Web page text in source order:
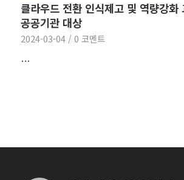
클라우드 전환 인식제고 및 역량강화
공공기관 대상
2024-03-04 / 0 코멘트
…